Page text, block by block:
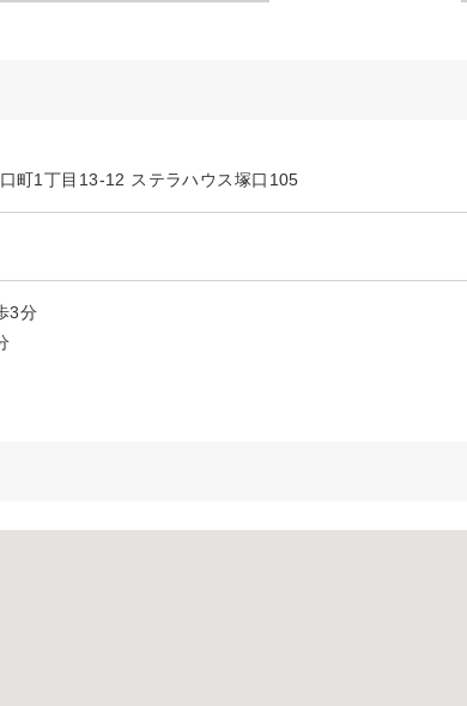
町1丁目13-12 ステラハウス塚口105
3分